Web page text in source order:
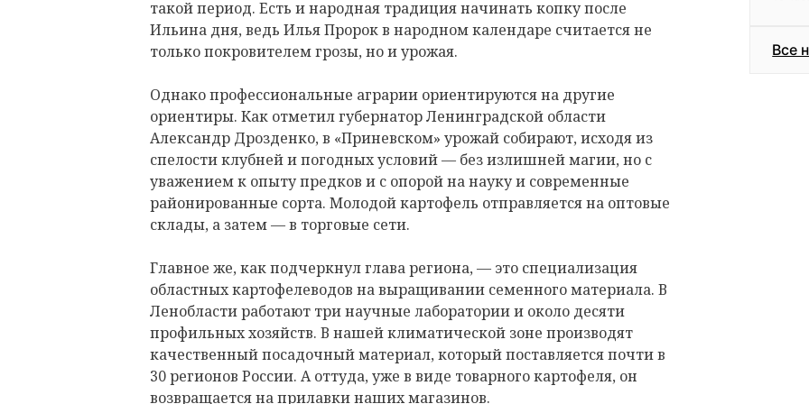
такой период. Есть и народная традиция начинать копку после
Ильина дня, ведь Илья Пророк в народном календаре считается не
только покровителем грозы, но и урожая.
Однако профессиональные аграрии ориентируются на другие
ориентиры. Как отметил губернатор Ленинградской области
Александр Дрозденко, в «Приневском» урожай собирают, исходя из
спелости клубней и погодных условий — без излишней магии, но с
уважением к опыту предков и с опорой на науку и современные
районированные сорта. Молодой картофель отправляется на оптовые
склады, а затем — в торговые сети.
Главное же, как подчеркнул глава региона, — это специализация
областных картофелеводов на выращивании семенного материала. В
Ленобласти работают три научные лаборатории и около десяти
профильных хозяйств. В нашей климатической зоне производят
качественный посадочный материал, который поставляется почти в
30 регионов России. А оттуда, уже в виде товарного картофеля, он
возвращается на прилавки наших магазинов.
Все